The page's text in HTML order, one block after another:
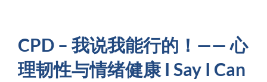
最新消息
CPD – 我说我能行的！—— 心
理韧性与情绪健康 I Say I Can